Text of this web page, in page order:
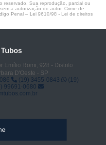
reservado. Sua reprodução, parcial ou
a autorização do autor. Crime de
Penal – Lei 9610/98 - Lei de direitos
Emílio Romi, 928 - Distrito
D'Oeste - SP
(19) 3455-0843
(19)
99691-0680